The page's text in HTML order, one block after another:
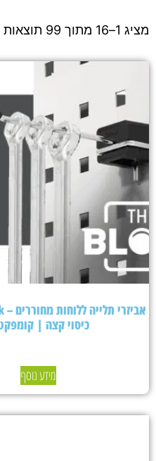
מציג 1–16 מתוך 99 תוצאות
כיסוי קצה |
מידע נוסף